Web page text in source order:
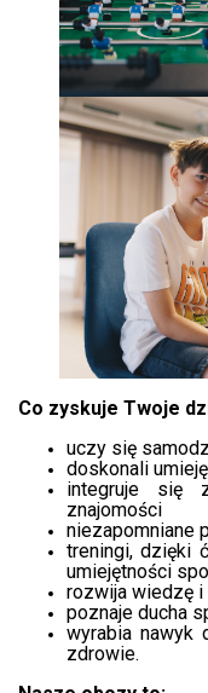
Co zyskuje Twoje
uczy się
doskonali
integruje się
znajomości
niezapomniane
treningi, dzięki
umiejętności
rozwija wiedzę
poznaje ducha
wyrabia nawyk
zdrowie.